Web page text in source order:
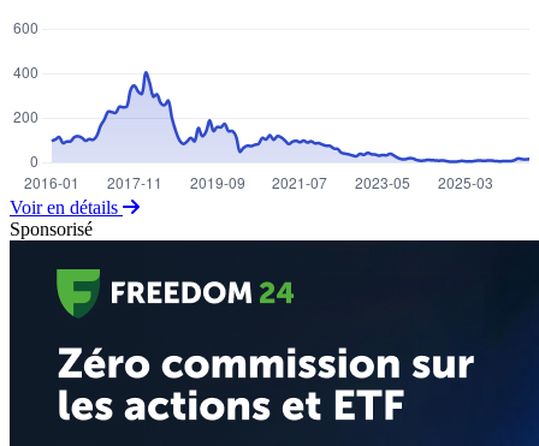
Voir en détails
Sponsorisé